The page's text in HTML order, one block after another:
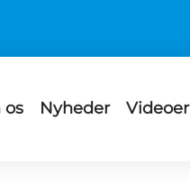
os Nyheder Videoer